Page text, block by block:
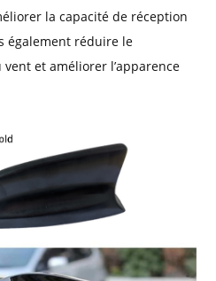
la capacité de réception
également réduire le
et améliorer l’apparence